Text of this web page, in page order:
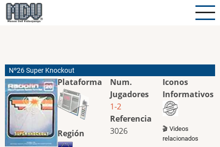
Pasar
al
Nº26 Super Knockout
Plataforma
Región
Num.
Jugadores
1-2
Referencia
3026
Iconos
Informativos
🎬 Videos
relacionados